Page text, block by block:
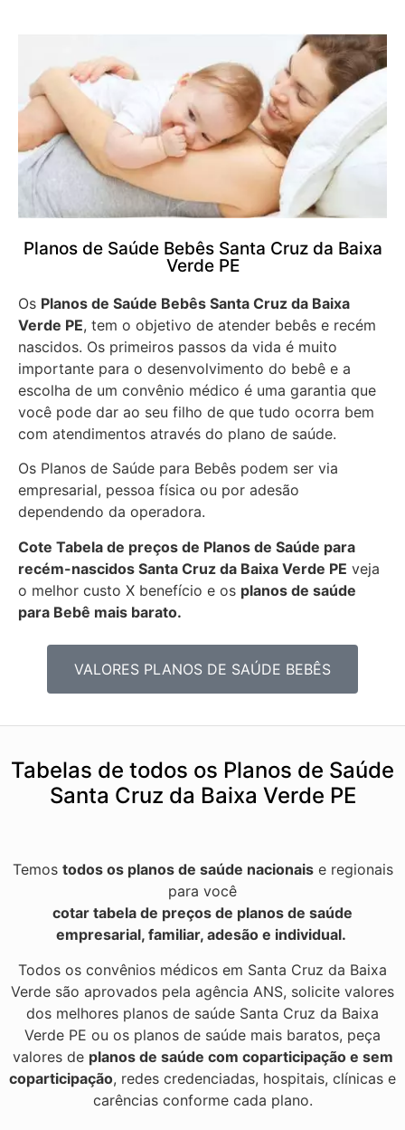
Planos de Saúde Bebês Santa Cruz da Baixa
Verde PE
Os Planos de Saúde Bebês Santa Cruz da Baixa
Verde PE, tem o objetivo de atender bebês e recém
nascidos. Os primeiros passos da vida é muito
importante para o desenvolvimento do bebê e a
escolha de um convênio médico é uma garantia que
você pode dar ao seu filho de que tudo ocorra bem
com atendimentos através do plano de saúde.
Os Planos de Saúde para Bebês podem ser via
empresarial, pessoa física ou por adesão
dependendo da operadora.
Cote Tabela de preços de Planos de Saúde para
recém-nascidos Santa Cruz da Baixa Verde PE veja
o melhor custo X benefício e os planos de saúde
para Bebê mais barato.
VALORES PLANOS DE SAÚDE BEBÊS
Tabelas de todos os Planos de Saúde
Santa Cruz da Baixa Verde PE
Temos todos os planos de saúde nacionaise regionais
para você
cotar tabela de preços de planos de saúde
empresarial, familiar, adesão e individual.
Todos os convênios médicos em Santa Cruz da Baixa
Verde são aprovados pela agência ANS, solicite valores
dos melhores planos de saúde Santa Cruz da Baixa
Verde PE ou os planos de saúde mais baratos, peça
valores de planos de saúde com coparticipação e sem
coparticipação, redes credenciadas, hospitais, clínicas e
carências conforme cada plano.